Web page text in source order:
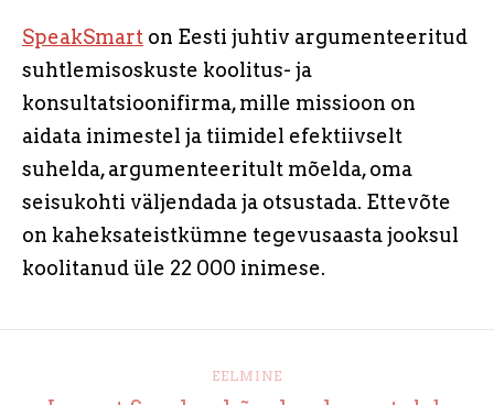
SpeakSmart on Eesti juhtiv argumenteeritud
suhtlemisoskuste koolitus- ja
konsultatsioonifirma, mille missioon on
aidata inimestel ja tiimidel efektiivselt
suhelda, argumenteeritult mõelda, oma
seisukohti väljendada ja otsustada. Ettevõte
on kaheksateistkümne tegevusaasta jooksul
koolitanud üle 22 000 inimese.
EELMINE